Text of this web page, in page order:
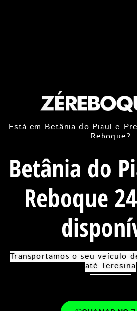
Está em Betânia do Piauí e
Reboque?
Betânia do
Reboque
Transportamos o seu veículo
até Teresina